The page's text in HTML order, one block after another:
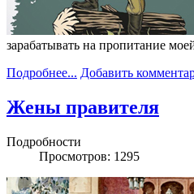
заpабатывать на пpопитание
Подробнее... Добавить
Жены правителя
Подробности
Просмотров: 1295